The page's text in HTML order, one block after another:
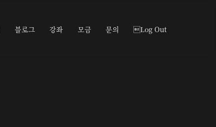
블로그 강좌 모금 문의 Log Out